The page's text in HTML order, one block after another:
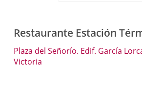
Restaurante Estación
Plaza del Señorío. Edif. García
Victoria